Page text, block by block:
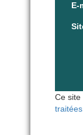
E-
Ce site
traitées